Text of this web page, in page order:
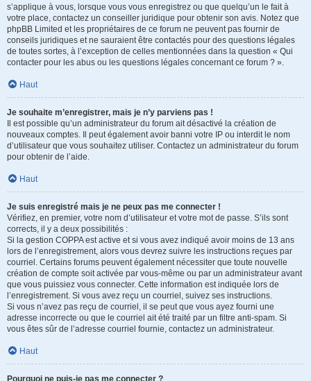
s’applique à vous, lorsque vous vous enregistrez ou que quelqu’un le fait à
votre place, contactez un conseiller juridique pour obtenir son avis. Notez que
phpBB Limited et les propriétaires de ce forum ne peuvent pas fournir de
conseils juridiques et ne sauraient être contactés pour des questions légales
de toutes sortes, à l’exception de celles mentionnées dans la question « Qui
contacter pour les abus ou les questions légales concernant ce forum ? ».
Haut
Je souhaite m’enregistrer, mais je n’y parviens pas !
Il est possible qu’un administrateur du forum ait désactivé la création de
nouveaux comptes. Il peut également avoir banni votre IP ou interdit le nom
d’utilisateur que vous souhaitez utiliser. Contactez un administrateur du forum
pour obtenir de l’aide.
Haut
Je suis enregistré mais je ne peux pas me connecter !
Vérifiez, en premier, votre nom d’utilisateur et votre mot de passe. S’ils sont
corrects, il y a deux possibilités :
Si la gestion COPPA est active et si vous avez indiqué avoir moins de 13 ans
lors de l’enregistrement, alors vous devrez suivre les instructions reçues par
courriel. Certains forums peuvent également nécessiter que toute nouvelle
création de compte soit activée par vous-même ou par un administrateur avant
que vous puissiez vous connecter. Cette information est indiquée lors de
l’enregistrement. Si vous avez reçu un courriel, suivez ses instructions.
Si vous n’avez pas reçu de courriel, il se peut que vous ayez fourni une
adresse incorrecte ou que le courriel ait été traité par un filtre anti-spam. Si
vous êtes sûr de l’adresse courriel fournie, contactez un administrateur.
Haut
Pourquoi ne puis-je pas me connecter ?